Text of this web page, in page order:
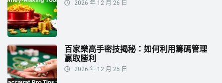
2026 年 12 月 26 日
百家樂高手密技揭秘：如何利用籌碼管理
贏取勝利
2026 年 12 月 25 日